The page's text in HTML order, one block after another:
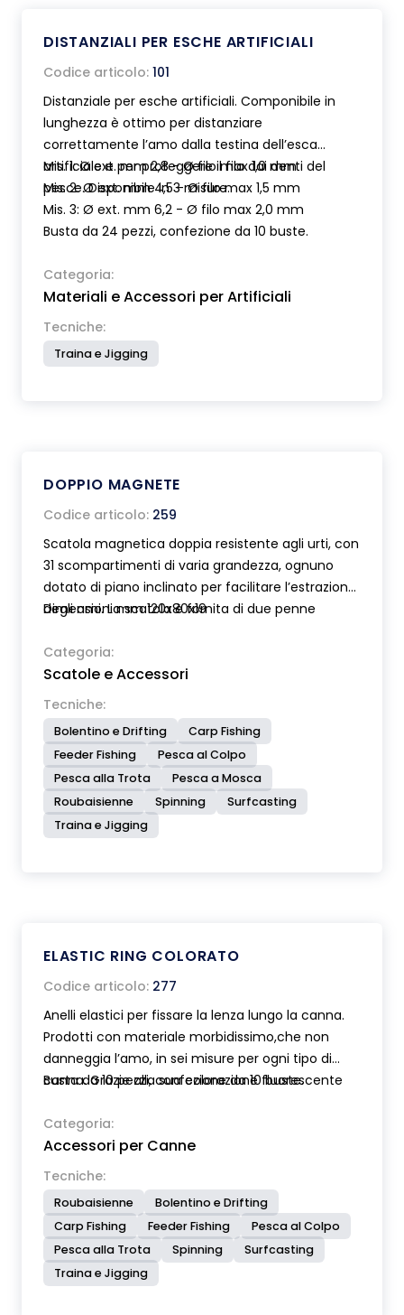
si consiglia comunque di sostenerne il peso con
l’altra mano o se possibile di lasciare il pesce in
DISTANZIALI PER ESCHE ARTIFICIALI
Codice articolo: 101
Distanziale per esche artificiali. Componibile in
lunghezza è ottimo per distanziare
correttamente l’amo dalla testina dell’esca
artificiale e per proteggere il filo dai denti del
pesce. Disponibile in 3 misure.
Mis. 1: Ø ext. mm 2,8 - Ø filo max 1,0 mm
Mis. 2: Ø ext. mm 4,5 - Ø filo max 1,5 mm
Mis. 3: Ø ext. mm 6,2 - Ø filo max 2,0 mm
Busta da 24 pezzi, confezione da 10 buste.
Categoria:
Materiali e Accessori per Artificiali
Tecniche:
Traina e Jigging
DOPPIO MAGNETE
Codice articolo: 259
Scatola magnetica doppia resistente agli urti, con
31 scompartimenti di varia grandezza, ognuno
dotato di piano inclinato per facilitare l’estrazione
degli ami. La scatola è fornita di due penne
Dimensioni mm 120x80x19
Categoria:
Scatole e Accessori
Tecniche:
Bolentino e Drifting
Carp Fishing
Feeder Fishing
Pesca al Colpo
Pesca alla Trota
Pesca a Mosca
Roubaisienne
Spinning
Surfcasting
Traina e Jigging
ELASTIC RING COLORATO
Codice articolo: 277
Anelli elastici per fissare la lenza lungo la canna.
Prodotti con materiale morbidissimo,che non
danneggia l’amo, in sei misure per ogni tipo di
canna. Grazie alla sua colorazione fluorescente
della roubaisienne.
Busta da 10 pezzi, confezione da 10 buste.
Categoria:
Accessori per Canne
Tecniche:
Roubaisienne
Bolentino e Drifting
Carp Fishing
Feeder Fishing
Pesca al Colpo
Pesca alla Trota
Spinning
Surfcasting
Traina e Jigging